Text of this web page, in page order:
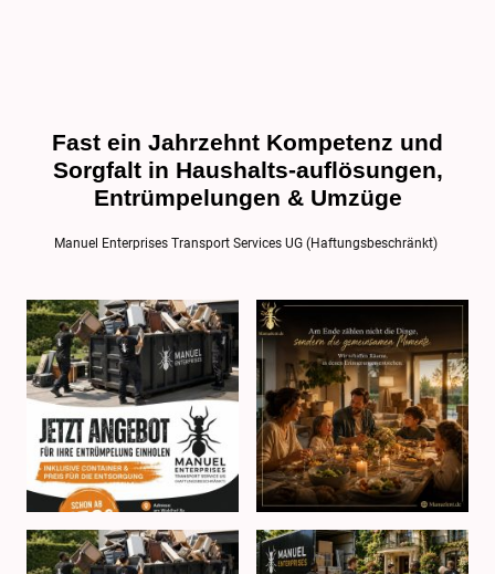
Fast ein Jahrzehnt Kompetenz und
Sorgfalt in Haushalts-auflösungen,
Entrümpelungen & Umzüge
Manuel Enterprises Transport Services UG (Haftungsbeschränkt)